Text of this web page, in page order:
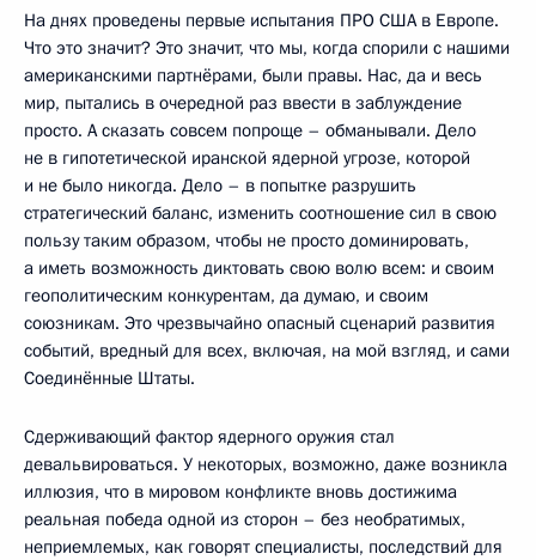
На днях проведены первые испытания ПРО США в Европе.
Что это значит? Это значит, что мы, когда спорили с нашими
американскими партнёрами, были правы. Нас, да и весь
мир, пытались в очередной раз ввести в заблуждение
просто. А сказать совсем попроще – обманывали. Дело
не в гипотетической иранской ядерной угрозе, которой
и не было никогда. Дело – в попытке разрушить
стратегический баланс, изменить соотношение сил в свою
пользу таким образом, чтобы не просто доминировать,
а иметь возможность диктовать свою волю всем: и своим
геополитическим конкурентам, да думаю, и своим
союзникам. Это чрезвычайно опасный сценарий развития
событий, вредный для всех, включая, на мой взгляд, и сами
Соединённые Штаты.
Сдерживающий фактор ядерного оружия стал
девальвироваться. У некоторых, возможно, даже возникла
иллюзия, что в мировом конфликте вновь достижима
реальная победа одной из сторон – без необратимых,
неприемлемых, как говорят специалисты, последствий для